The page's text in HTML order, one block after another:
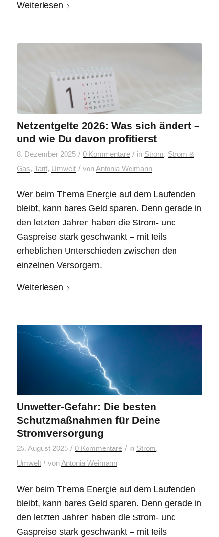
Weiterlesen
Netzentgelte 2026: Was sich ändert –
und wie Du davon profitierst
8. Dezember 2025 / 0 Kommentare / in Strom, Strom &
Gas, Tarif, Umwelt / vonAntonia Weimann
Wer beim Thema Energie auf dem Laufenden
bleibt, kann bares Geld sparen. Denn gerade in
den letzten Jahren haben die Strom- und
Gaspreise stark geschwankt – mit teils
erheblichen Unterschieden zwischen den
einzelnen Versorgern.
Weiterlesen
Unwetter-Gefahr: Die besten
Schutzmaßnahmen für Deine
Stromversorgung
25. August 2025 / 0 Kommentare / in Strom,
Umwelt / vonAntonia Weimann
Wer beim Thema Energie auf dem Laufenden
bleibt, kann bares Geld sparen. Denn gerade in
den letzten Jahren haben die Strom- und
Gaspreise stark geschwankt – mit teils